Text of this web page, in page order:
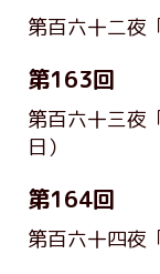
第百六十二夜
第163回
第百六十三夜
日）
第164回
第百六十四夜